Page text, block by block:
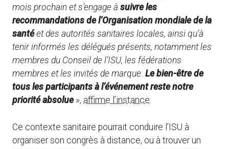
mois prochain et s’engage à suivre les
recommandations de l’Organisation mondiale de la
santéet des autorités sanitaires locales, ainsi qu’à
tenir informés les délégués présents, notamment les
membres du Conseil de l’ISU, les fédérations
membres et les invités de marque. Le bien-être de
tous les participants à l’événement reste notre
priorité absolue», affirme l’instance.
Ce contexte sanitaire pourrait conduire l’ISU à
organiser son congrès à distance, ou à trouver un